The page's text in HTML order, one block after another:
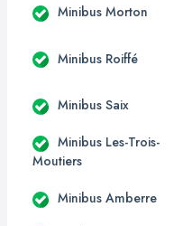
Minibus Morton
Minibus Roiffé
Minibus Saix
Minibus Les-Trois-
Moutiers
Minibus Amberre